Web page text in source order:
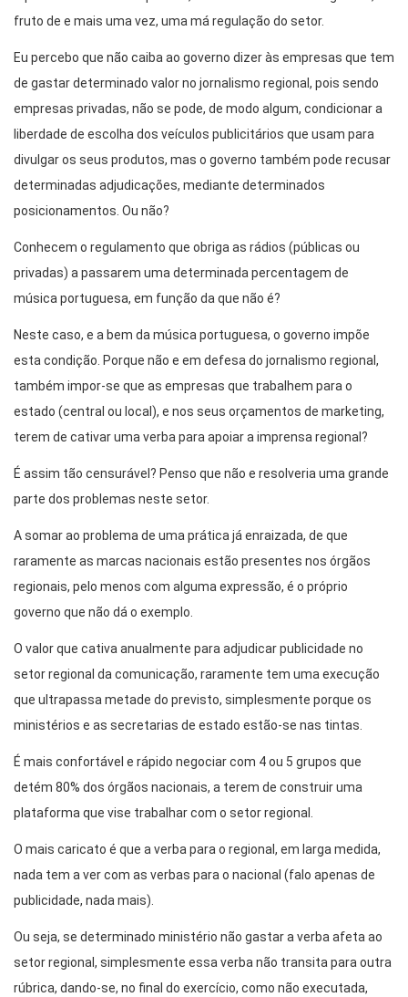
fruto de e mais uma vez, uma má regulação do setor.
Eu percebo que não caiba ao governo dizer às empresas que tem
de gastar determinado valor no jornalismo regional, pois sendo
empresas privadas, não se pode, de modo algum, condicionar a
liberdade de escolha dos veículos publicitários que usam para
divulgar os seus produtos, mas o governo também pode recusar
determinadas adjudicações, mediante determinados
posicionamentos. Ou não?
Conhecem o regulamento que obriga as rádios (públicas ou
privadas) a passarem uma determinada percentagem de
música portuguesa, em função da que não é?
Neste caso, e a bem da música portuguesa, o governo impõe
esta condição. Porque não e em defesa do jornalismo regional,
também impor-se que as empresas que trabalhem para o
estado (central ou local), e nos seus orçamentos de marketing,
terem de cativar uma verba para apoiar a imprensa regional?
É assim tão censurável? Penso que não e resolveria uma grande
parte dos problemas neste setor.
A somar ao problema de uma prática já enraizada, de que
raramente as marcas nacionais estão presentes nos órgãos
regionais, pelo menos com alguma expressão, é o próprio
governo que não dá o exemplo.
O valor que cativa anualmente para adjudicar publicidade no
setor regional da comunicação, raramente tem uma execução
que ultrapassa metade do previsto, simplesmente porque os
ministérios e as secretarias de estado estão-se nas tintas.
É mais confortável e rápido negociar com 4 ou 5 grupos que
detém 80% dos órgãos nacionais, a terem de construir uma
plataforma que vise trabalhar com o setor regional.
O mais caricato é que a verba para o regional, em larga medida,
nada tem a ver com as verbas para o nacional (falo apenas de
publicidade, nada mais).
Ou seja, se determinado ministério não gastar a verba afeta ao
setor regional, simplesmente essa verba não transita para outra
rúbrica, dando-se, no final do exercício, como não executada,